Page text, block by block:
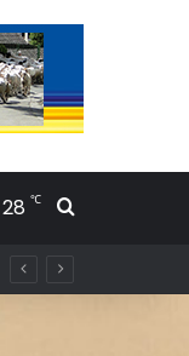
28 ℃ Suchen